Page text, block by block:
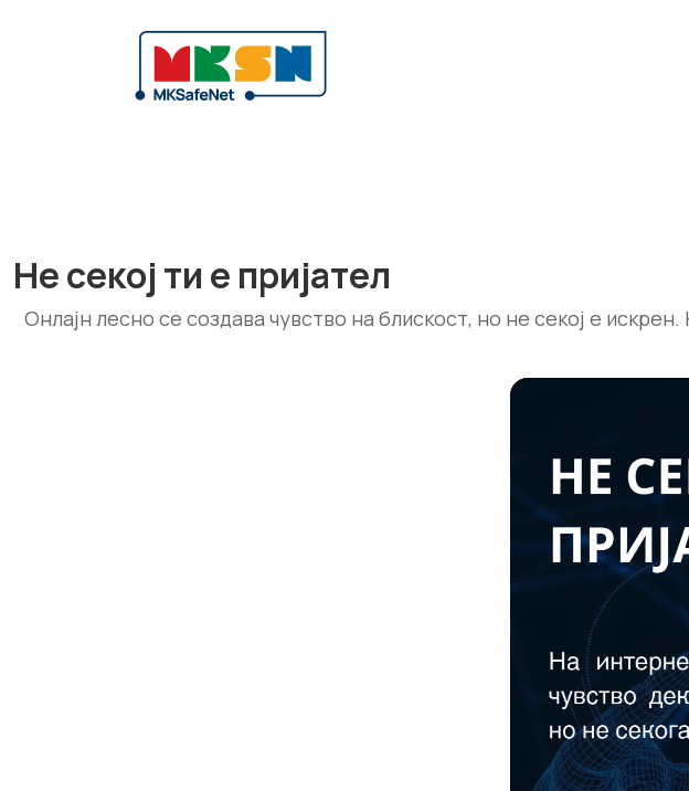
Не секој ти е пријател
Онлајн лесно се создава чувство на блискост, но не секој е